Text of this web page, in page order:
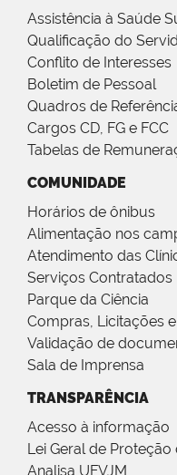
Assistência à Saúde
Qualificação do
Conflito de Interesses
Boletim de Pessoal
Quadros de
Cargos CD, FG e FCC
Tabelas de
COMUNIDADE
Horários de ônibus
Alimentação nos
Atendimento das
Serviços Contratados
Parque da Ciência
Compras, Licitações
Validação de
Sala de Imprensa
TRANSPARÊNCIA
Acesso à informação
Lei Geral de Proteção
Analisa UFVJM